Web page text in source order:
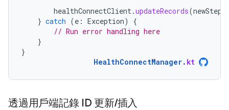
healthConnectClient.updateRecords(
} catch (e : Exception)
{
// Run error handling here
}
}
HealthConnectManager. kt
透過用戶端記錄 ID 更新/插入